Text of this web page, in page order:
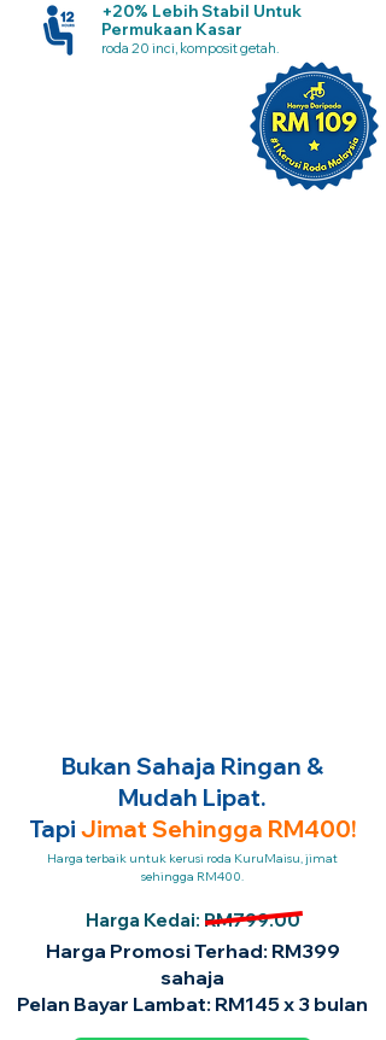
+20% Lebih Stabil Untuk
Permukaan Kasar
roda 20 inci, komposit getah.
Bukan Sahaja Ringan &
Mudah Lipat.
Tapi Jimat Sehingga RM400!
Harga terbaik untuk kerusi roda KuruMaisu, jimat
sehingga RM400.
Harga Kedai: RM799.00
Harga Promosi Terhad: RM399
sahaja
Pelan Bayar Lambat: RM145 x 3 bulan